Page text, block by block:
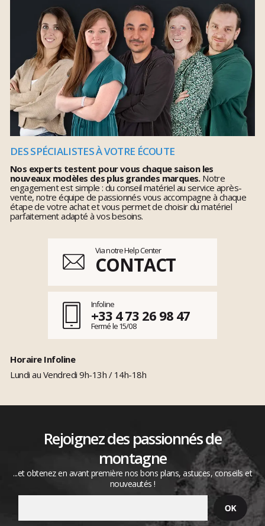
DES SPÉCIALISTES À VOTRE ÉCOUTE
Nos experts testent pour vous chaque saison les
nouveaux modèles des plus grandes marques.Notre
engagement est simple : du conseil matériel au service après-
vente, notre équipe de passionnés vous accompagne à chaque
étape de votre achat et vous permet de choisir du matériel
parfaitement adapté à vos besoins.
Via notre Help Center
CONTACT
Infoline
+33 4 73 26 98 47
Fermé le 15/08
Horaire Infoline
Lundi au Vendredi 9h-13h / 14h-18h
Rejoignez des passionnés de
montagne
...et obtenez en avant première nos bons plans, astuces, conseils et
nouveautés !